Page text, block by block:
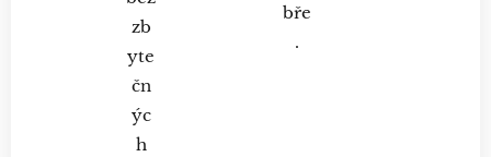
zb
yte
čn
ýc
h
bře
.